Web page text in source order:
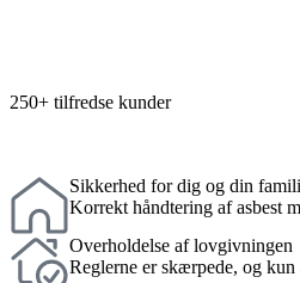
250+ tilfredse kunder
Sikkerhed for dig og din
Korrekt håndtering af asbest
Overholdelse af lovgivningen
Reglerne er skærpede, og kun